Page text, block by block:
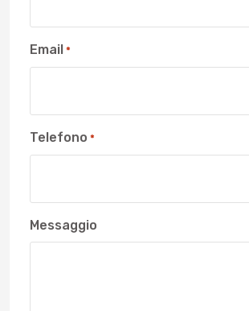
Email *
Telefono *
Messaggio